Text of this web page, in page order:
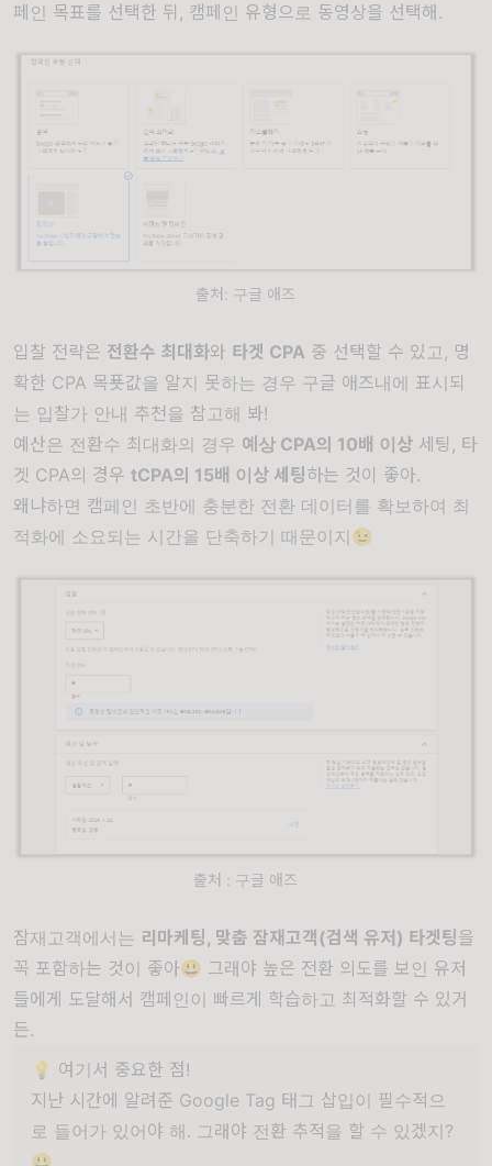
페인 목표를 선택한 뒤, 캠페인 유형으로 동영상을 선택해.
출처: 구글 애즈
입찰 전략은 전환수 최대화와 타겟 CPA 중 선택할 수 있고, 명
확한 CPA 목푯값을 알지 못하는 경우 구글 애즈내에 표시되
는 입찰가 안내 추천을 참고해 봐!
예산은 전환수 최대화의 경우 예상 CPA의 10배 이상 세팅, 타
겟 CPA의 경우 tCPA의 15배 이상 세팅하는 것이 좋아.
왜냐하면 캠페인 초반에 충분한 전환 데이터를 확보하여 최
적화에 소요되는 시간을 단축하기 때문이지😉
출처 : 구글 애즈
잠재고객에서는 리마케팅, 맞춤 잠재고객(검색 유저) 타겟팅을
꼭 포함하는 것이 좋아😃 그래야 높은 전환 의도를 보인 유저
들에게 도달해서 캠페인이 빠르게 학습하고 최적화할 수 있거
든.
💡 여기서 중요한 점!
지난 시간에 알려준 Google Tag 태그 삽입이 필수적으
로 들어가 있어야 해. 그래야 전환 추적을 할 수 있겠지?